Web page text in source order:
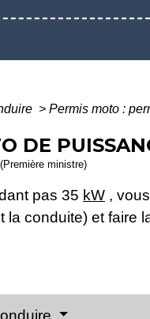
> Permis moto :
DE
ministre)
pas 35 kW ,
conduite) et